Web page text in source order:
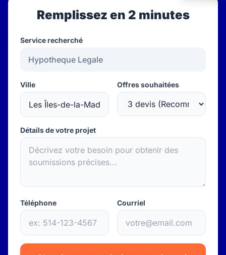
Remplissez en 2 minutes
Service recherché
Ville Offres souhaitées
Détails de votre projet
Téléphone Courriel